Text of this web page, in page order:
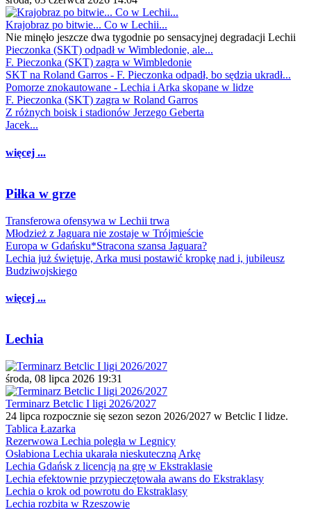
Krajobraz po bitwie... Co w Lechii...
Nie minęło jeszcze dwa tygodnie po sensacyjnej degradacji Lechii
Pieczonka (SKT) odpadł w Wimbledonie, ale...
F. Pieczonka (SKT) zagra w Wimbledonie
SKT na Roland Garros - F. Pieczonka odpadł, bo sędzia ukradł...
Pomorze znokautowane - Lechia i Arka skopane w lidze
F. Pieczonka (SKT) zagra w Roland Garros
Z różnych boisk i stadionów Jerzego Geberta
Jacek...
więcej ...
Piłka w grze
Transferowa ofensywa w Lechii trwa
Młodzież z Jaguara nie zostaje w Trójmieście
Europa w Gdańsku*Stracona szansa Jaguara?
Lechia już świętuje, Arka musi postawić kropkę nad i, jubileusz
Budziwojskiego
więcej ...
Lechia
środa, 08 lipca 2026 19:31
Terminarz Betclic I ligi 2026/2027
24 lipca rozpocznie się sezon sezon 2026/2027 w Betclic I lidze.
Tablica Łazarka
Rezerwowa Lechia poległa w Legnicy
Osłabiona Lechia ukarała nieskuteczną Arkę
Lechia Gdańsk z licencją na grę w Ekstraklasie
Lechia efektownie przypieczętowała awans do Ekstraklasy
Lechia o krok od powrotu do Ekstraklasy
Lechia rozbita w Rzeszowie